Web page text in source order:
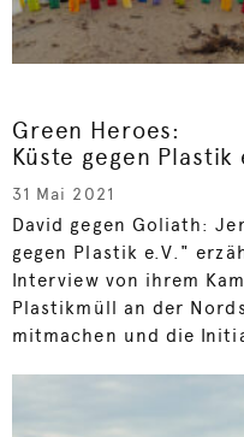
Green Heroes:
Küste gegen Plastik
31 Mai 2021
David gegen Goliath:
gegen Plastik e.V."
Interview von ihrem
Plastikmüll an der
mitmachen und die